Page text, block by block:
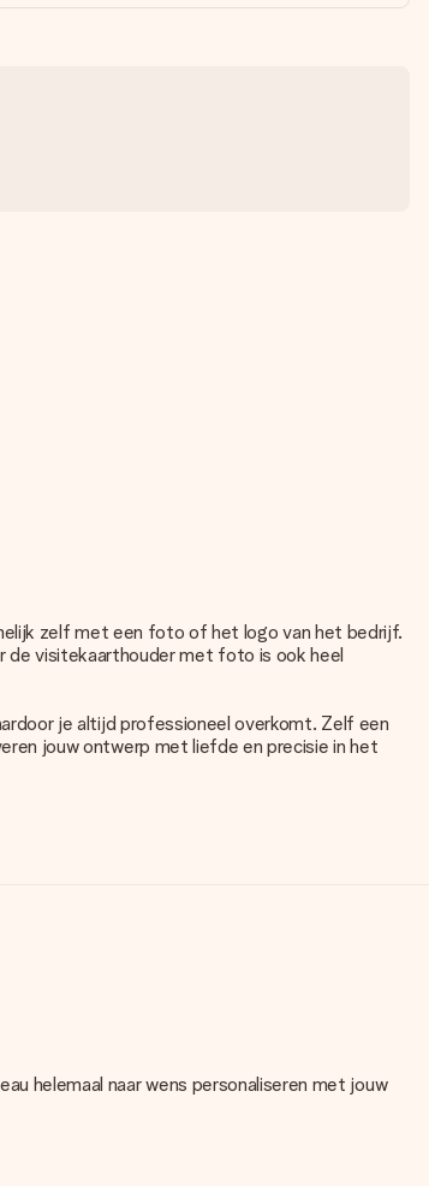
zelf met een foto of het logo van het bedrijf.
de visitekaarthouder met foto is ook heel
je altijd professioneel overkomt. Zelf een
jouw ontwerp met liefde en precisie in het
helemaal naar wens personaliseren met jouw